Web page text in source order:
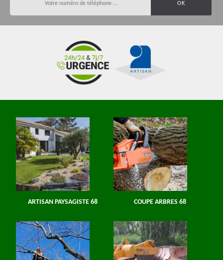
ARTISAN PAYSAGISTE 68 COUPE ARBRES 68